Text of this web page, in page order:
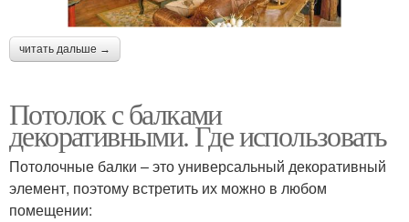
читать дальше →
Потолок с балками
декоративными. Где использовать
Потолочные балки – это универсальный декоративный
элемент, поэтому встретить их можно в любом
помещении: